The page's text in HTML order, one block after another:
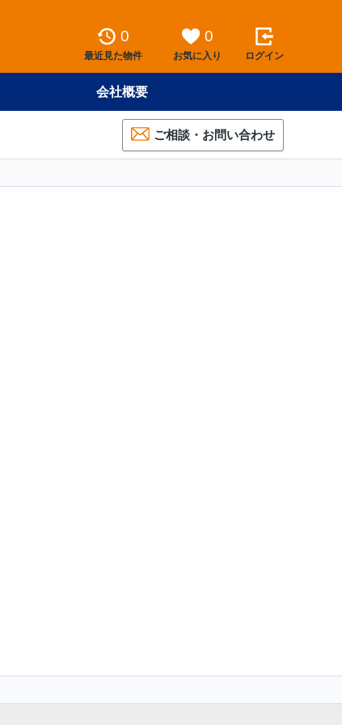
0
最近見た物件
0
お気に入り ログイン
会社概要
ご相談・お問い合わせ